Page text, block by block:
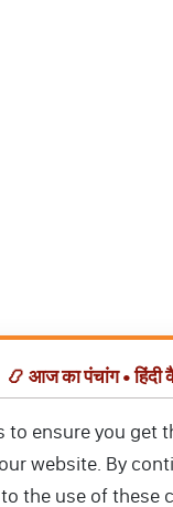
📿 आज का पंचांग • हिंदी
📅 हिंदी कैलेंडर ऐप
to ensure you get
website. By
the use of these